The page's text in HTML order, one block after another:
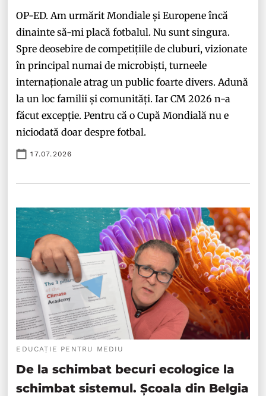
OP-ED. Am urmărit Mondiale și Europene încă
dinainte să-mi placă fotbalul. Nu sunt singura.
Spre deosebire de competițiile de cluburi, vizionate
în principal numai de microbiști, turneele
internaționale atrag un public foarte divers. Adună
la un loc familii și comunități. Iar CM 2026 n-a
făcut excepție. Pentru că o Cupă Mondială nu e
niciodată doar despre fotbal.
17.07.2026
EDUCAȚIE PENTRU MEDIU
De la schimbat becuri ecologice la
schimbat sistemul. Școala din Belgia